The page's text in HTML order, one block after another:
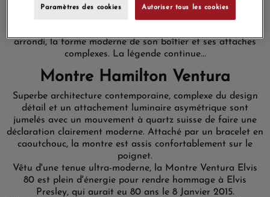
La Hamilton Ventura Elvis 80 Skeleton Auto est une
montre révolutionnaire en matière de technologie et de
arrondi, la forme moderne de son boîtier et ses attaches
complexes. La légende continue...
Montre Hamilton Ventura
Superbe architecture contemporaine, complexe du design
détail et un attachement luminaire asymétrique sont
jumelés avec un mouvement à quartz suisse de faire une
déclaration clairement moderne. Attaché par un bracelet en
caoutchouc, la montre est assis confortablement sur le
poignet.
Vêtu d'une tenue ultra-moderne, la Montre Ventura Elvis
80 est plein d'énergie pour rendre hommage à Elvis
Presley, qui aurait eu 80 ans le 8 Janvier 2015.
Paramètres des cookies Autoriser tous les cookies